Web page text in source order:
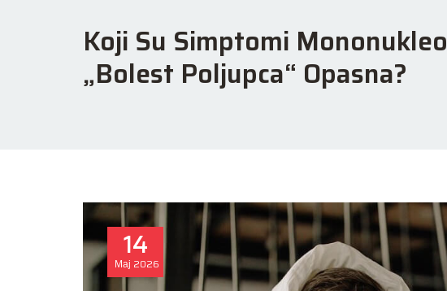
Koji Su Simptomi
„bolest Poljupca“ Opasna?
14
Мај 2026